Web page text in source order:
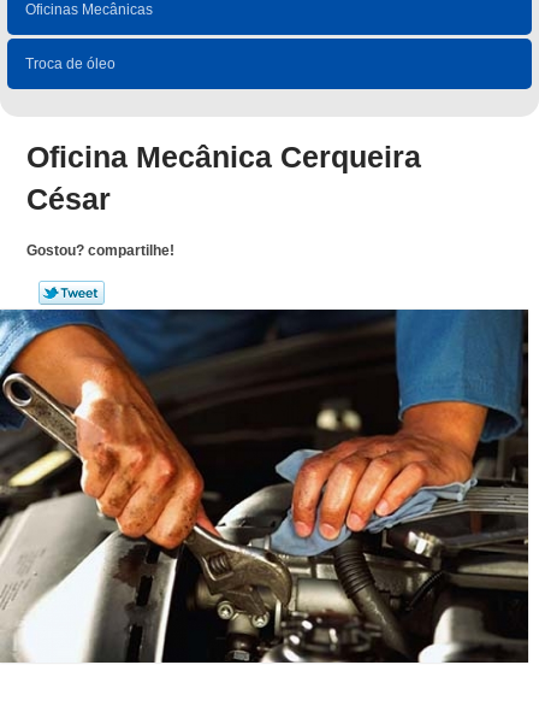
Oficinas Mecânicas
Troca de óleo
Oficina Mecânica Cerqueira
César
Gostou? compartilhe!